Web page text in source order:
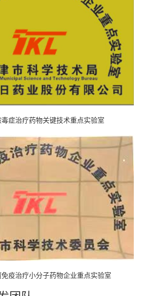
症治疗药物关键技术重点实验室
疫治疗小分子药物企业重点实验室